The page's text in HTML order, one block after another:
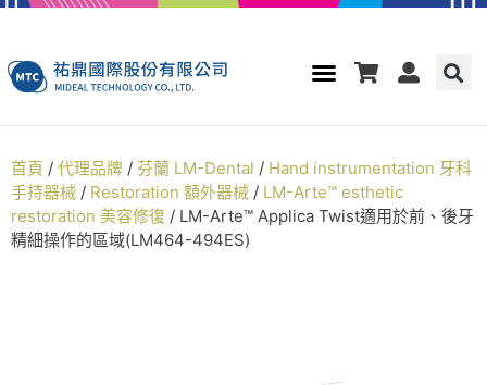
首頁 / 代理品牌 / 芬蘭 LM-Dental / Hand instrumentation 牙科
手持器械 / Restoration 額外器械 / LM-Arte™ esthetic
restoration 美容修復 / LM-Arte™ Applica Twist適用於前、後牙
精細操作的區域(LM464-494ES)